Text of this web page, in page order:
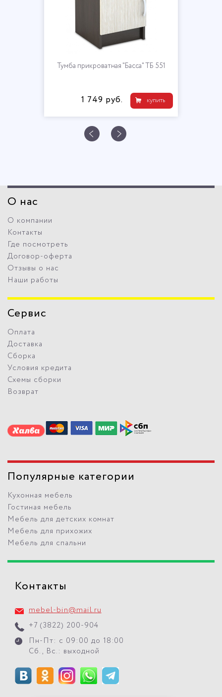
Тумба прикроватная "Басса" ТБ 551
купить
1 749 руб.
О нас
О компании
Контакты
Где посмотреть
Договор-оферта
Отзывы о нас
Наши работы
Сервис
Оплата
Доставка
Сборка
Условия кредита
Схемы сборки
Возврат
Популярные категории
Кухонная мебель
Гостиная мебель
Мебель для детских комнат
Мебель для прихожих
Мебель для спальни
Контакты
mebel-bin@mail.ru
+7 (3822) 200-904
Пн-Пт: с 09:00 до 18:00
Сб., Вс.: выходной